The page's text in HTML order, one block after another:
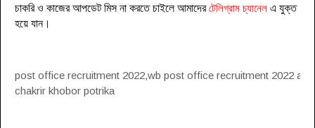
চাকরি ও কাজের আপডেট মিস না করতে চাইলে আমাদেরটেলিগ্রাম চ্যানেল এ যুক্ত
হয়ে যান।
post office recruitment 2022,wb post office recruitment 2022
chakrir khobor potrika